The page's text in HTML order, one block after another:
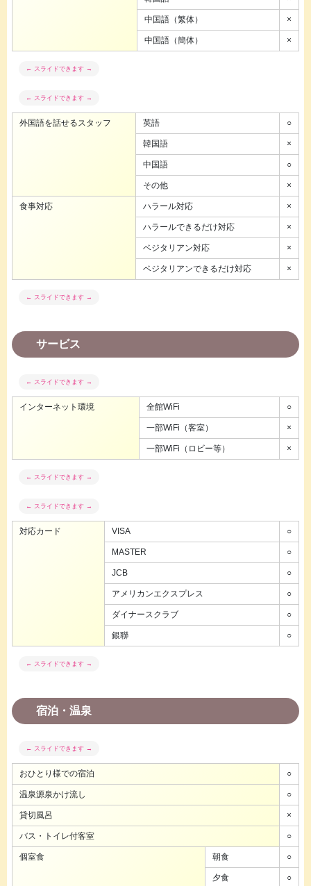
中国語（繁体） ×
中国語（簡体） ×
外国語を話せるスタッフ 英語 ○
韓国語 ×
中国語 ○
その他 ×
食事対応 ハラール対応 ×
ハラールできるだけ対応 ×
ベジタリアン対応 ×
ベジタリアンできるだけ対応 ×
サービス
インターネット環境 全館WiFi ○
一部WiFi（客室） ×
一部WiFi（ロビー等） ×
対応カード VISA ○
MASTER ○
JCB ○
アメリカンエクスプレス ○
ダイナースクラブ ○
銀聯 ○
宿泊・温泉
おひとり様での宿泊 ○
温泉源泉かけ流し ○
貸切風呂 ×
バス・トイレ付客室 ○
個室食 朝食 ○
夕食 ○